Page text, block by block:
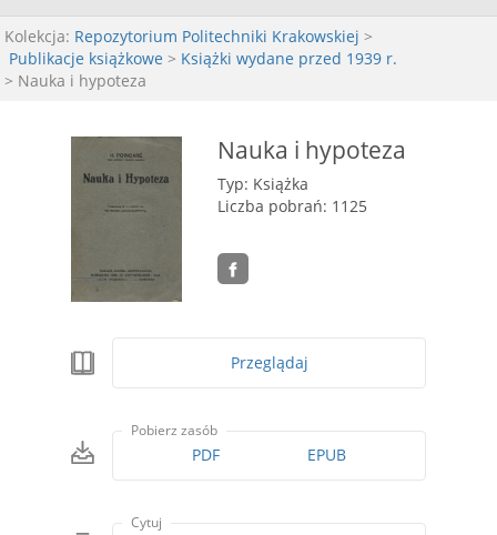
Kolekcja: Repozytorium Politechniki Krakowskiej >
Publikacje książkowe > Książki wydane przed 1939 r.
> Nauka i hypoteza
Nauka i hypoteza
Typ: Książka
Liczba pobrań: 1125
Przeglądaj
Pobierz zasób
PDF EPUB
Cytuj